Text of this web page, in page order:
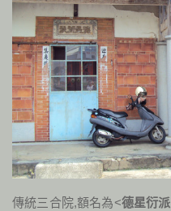
傳統三合院,額名為<德星衍派